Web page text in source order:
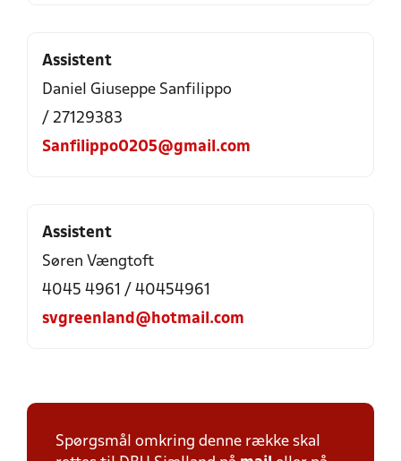
Assistent
Daniel Giuseppe Sanfilippo
/ 27129383
Sanfilippo0205@gmail.com
Assistent
Søren Vængtoft
4045 4961 / 40454961
svgreenland@hotmail.com
Spørgsmål omkring denne række skal